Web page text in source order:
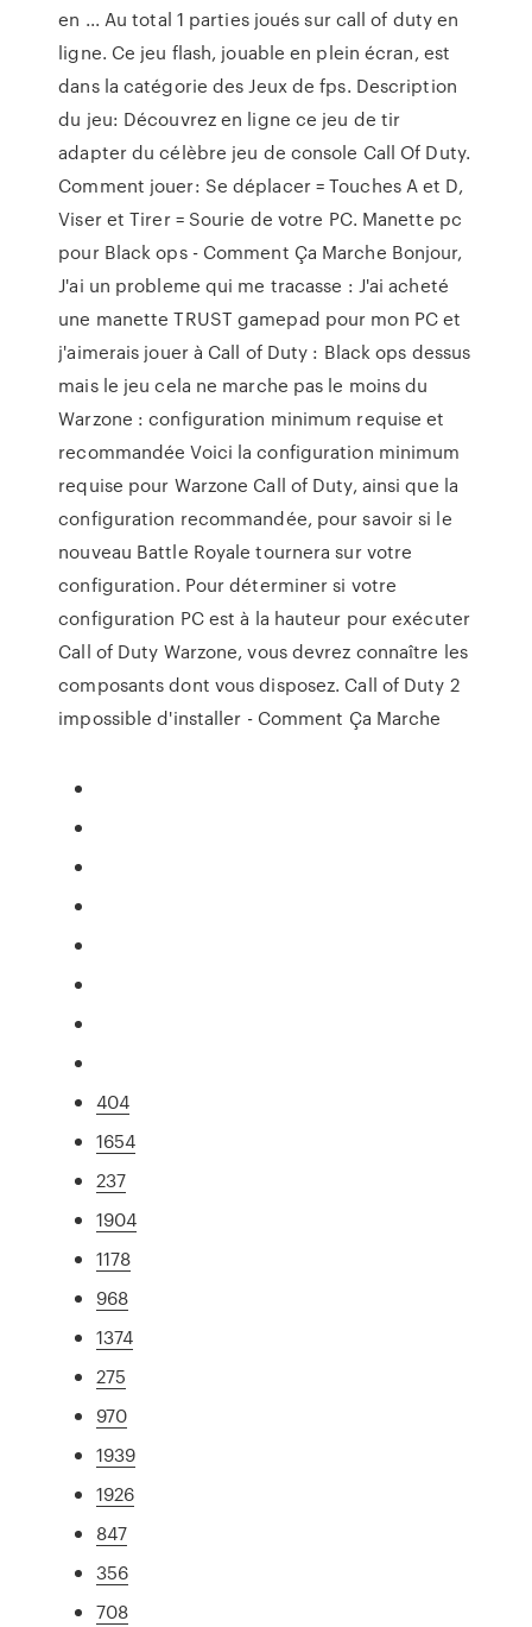
en ... Au total 1 parties joués sur call of duty en
ligne. Ce jeu flash, jouable en plein écran, est
dans la catégorie des Jeux de fps. Description
du jeu: Découvrez en ligne ce jeu de tir
adapter du célèbre jeu de console Call Of Duty.
Comment jouer: Se déplacer = Touches A et D,
Viser et Tirer = Sourie de votre PC. Manette pc
pour Black ops - Comment Ça Marche Bonjour,
J'ai un probleme qui me tracasse : J'ai acheté
une manette TRUST gamepad pour mon PC et
j'aimerais jouer à Call of Duty : Black ops dessus
mais le jeu cela ne marche pas le moins du
Warzone : configuration minimum requise et
recommandée Voici la configuration minimum
requise pour Warzone Call of Duty, ainsi que la
configuration recommandée, pour savoir si le
nouveau Battle Royale tournera sur votre
configuration. Pour déterminer si votre
configuration PC est à la hauteur pour exécuter
Call of Duty Warzone, vous devrez connaître les
composants dont vous disposez. Call of Duty 2
impossible d'installer - Comment Ça Marche
404
1654
237
1904
1178
968
1374
275
970
1939
1926
847
356
708